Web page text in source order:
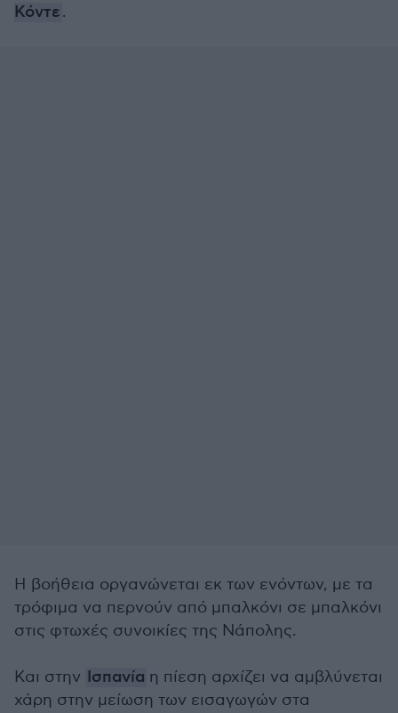
Κόντε.
Η βοήθεια οργανώνεται εκ των ενόντων, με τα
τρόφιμα να περνούν από μπαλκόνι σε μπαλκόνι
στις φτωχές συνοικίες της Νάπολης.
Και στην Ισπανία η πίεση αρχίζει να αμβλύνεται
χάρη στην μείωση των εισαγωγών στα